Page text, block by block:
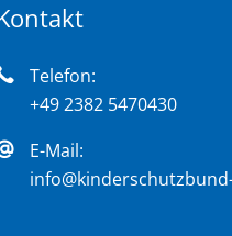
Telefon:
+49 2382 5470430
E-Mail: